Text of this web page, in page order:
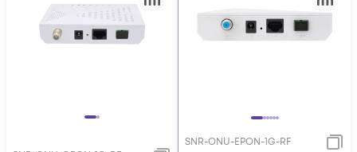
SNR-ONU-EPON-1G-RF